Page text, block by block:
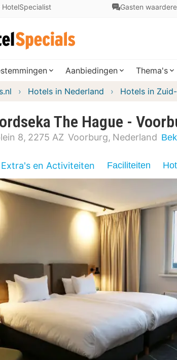
HotelSpecialist Gasten
Aanbiedingen Thema's
Hotels in Nederland Hotels in
The Hague -
8 2275 AZ Voorburg Nederland
Extra's en Activiteiten Faciliteiten